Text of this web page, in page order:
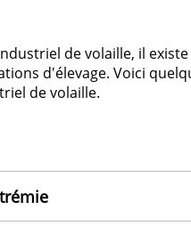
de volaille, il
d'élevage. Voici
de volaille.